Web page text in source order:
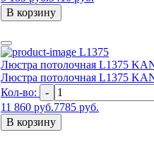
В корзину
L1375
Люстра потолочная L1375
Люстра потолочная L1375
Кол-во:
-
11 860 руб.7785 руб.
В корзину